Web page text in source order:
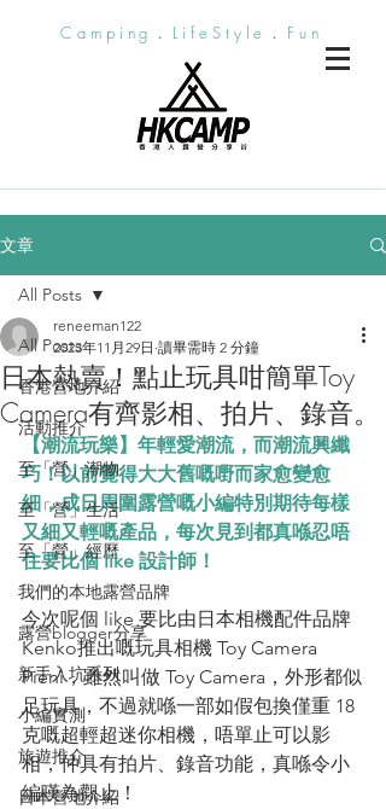
Camping．LifeStyle．Fun
文章
All Posts
香港營地介紹
活動推介
至「營」潮物
至「營」生活
至「營」經歷
我們的本地露營品牌
露營blogger分享
新手入坑系列
小編實測
旅遊推介
日本營地介紹
All Posts
日本熱賣！點止玩具咁簡單Toy
Camera有齊影相、拍片、錄音。
reneeman122
2023年11月29日 讀畢需時 2 分鐘
【潮流玩樂】年輕愛潮流，而潮流興纖
巧！以前覺得大大舊嘅嘢而家愈變愈
細，成日周圍露營嘅小編特別期待每樣
又細又輕嘅產品，每次見到都真喺忍唔
住要比個 like 設計師！
今次呢個 like 要比由日本相機配件品牌
Kenko推出嘅玩具相機 Toy Camera
Pieni，雖然叫做 Toy Camera，外形都似
足玩具，不過就喺一部如假包換僅重 18
克嘅超輕超迷你相機，唔單止可以影
相，仲具有拍片、錄音功能，真喺令小
編嘆為觀止！